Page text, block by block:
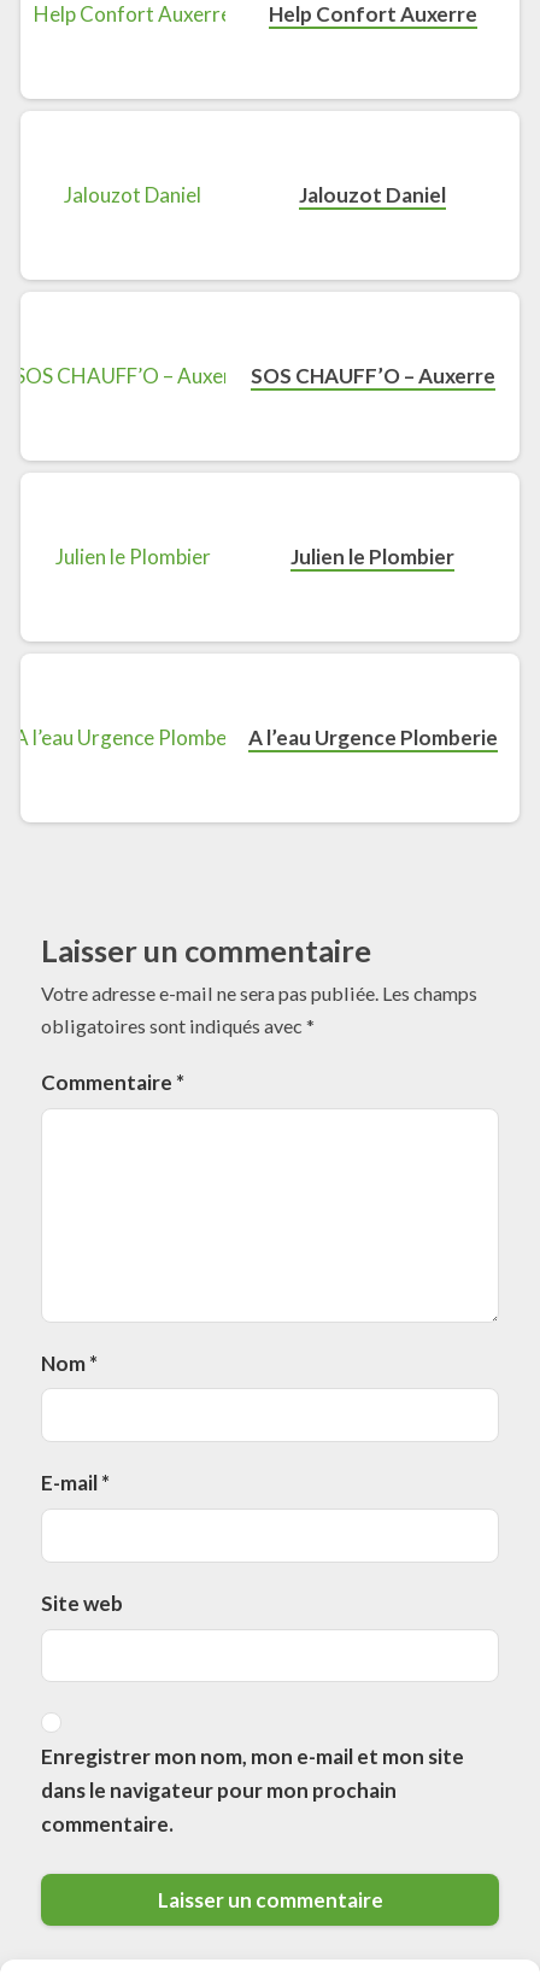
Help Confort Auxerre
Jalouzot Daniel
SOS CHAUFF’O – Auxerre
Julien le Plombier
A l’eau Urgence Plomberie
Laisser un commentaire
Votre adresse e-mail ne sera pas publiée. Les champs
obligatoires sont indiqués avec *
Commentaire *
Nom*
E-mail*
Site web
Enregistrer mon nom, mon e-mail et mon site
dans le navigateur pour mon prochain
commentaire.